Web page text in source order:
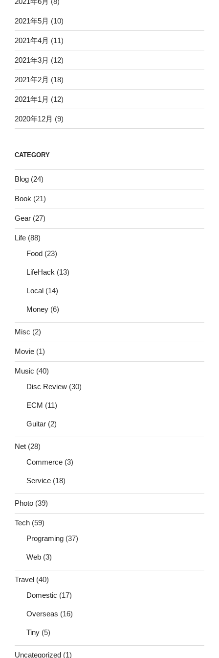
2021年5月 (10)
2021年4月 (11)
2021年3月 (12)
2021年2月 (18)
2021年1月 (12)
2020年12月 (9)
CATEGORY
Blog (24)
Book (21)
Gear (27)
Life (88)
Food (23)
LifeHack (13)
Local (14)
Money (6)
Misc (2)
Movie (1)
Music (40)
Disc Review (30)
ECM (11)
Guitar (2)
Net (28)
Commerce (3)
Service (18)
Photo (39)
Tech (59)
Programing (37)
Web (3)
Travel (40)
Domestic (17)
Overseas (16)
Tiny (5)
Uncategorized (1)